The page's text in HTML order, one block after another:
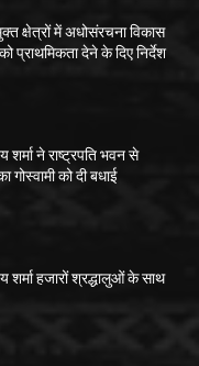
क्षेत्रों में अधोसंरचना विकास
प्राथमिकता देने के दिए निर्देश
शर्मा ने राष्ट्रपति भवन से
को दी बधाई
शर्मा हजारों श्रद्धालुओं के साथ